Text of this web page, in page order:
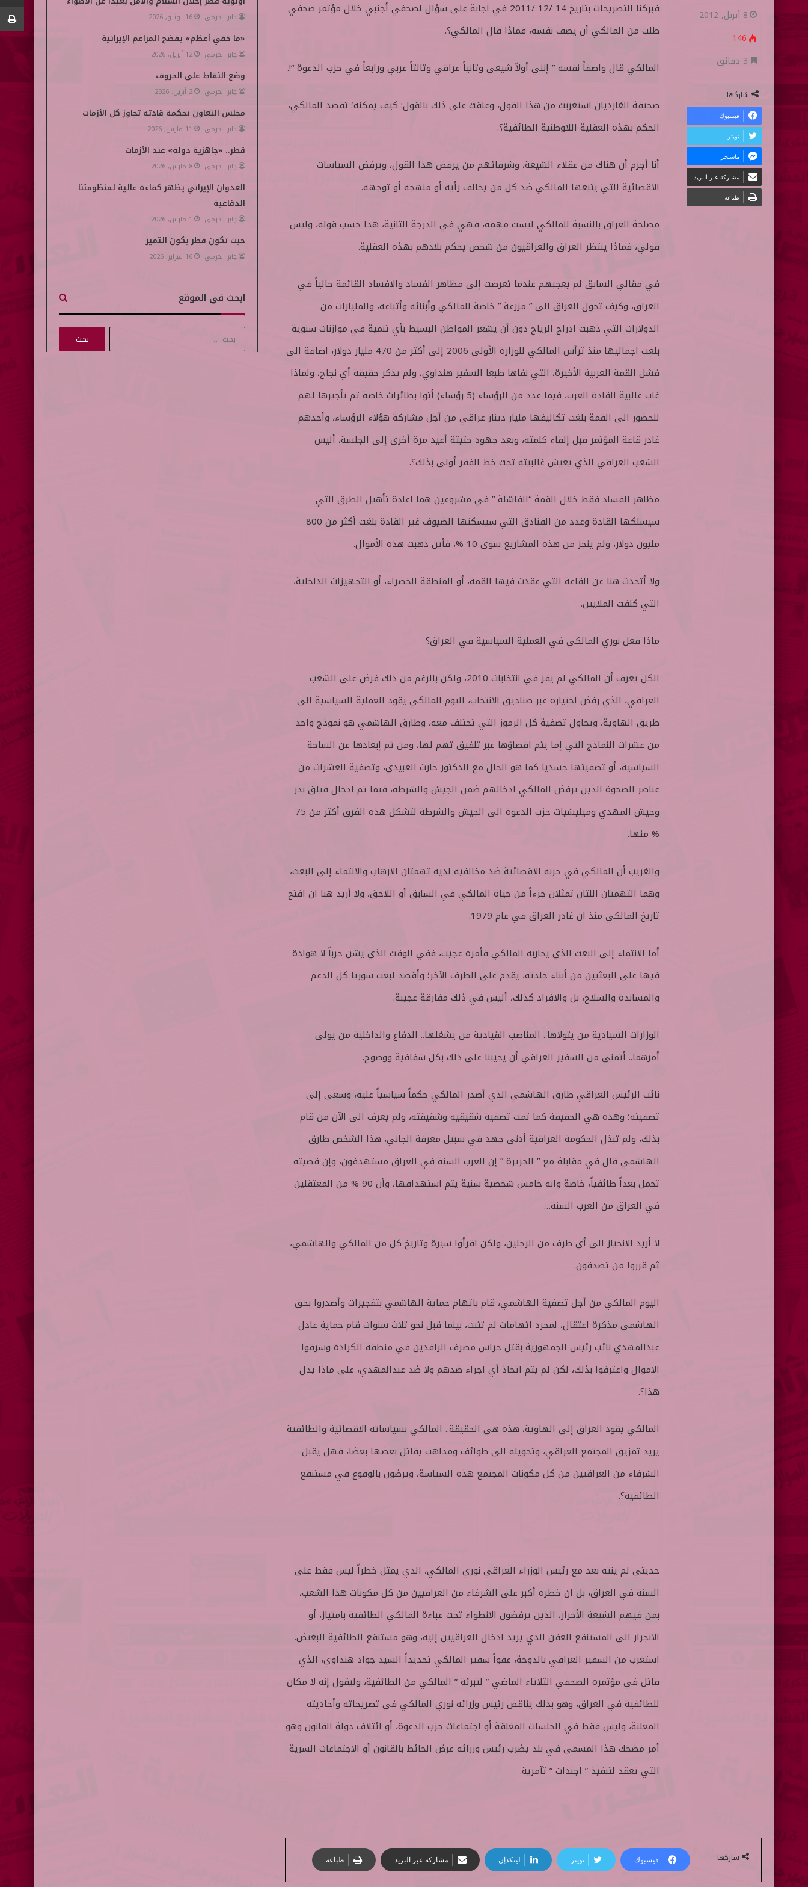
فبركنا التصريحات بتاريخ 14 /12 /2011 في اجابة على سؤال لصحفي أجنبي خلال مؤتمر صحفي
طلب من المالكي أن يصف نفسه، فماذا قال المالكي؟.
المالكي قال واصفاً نفسه ” إنني أولاً شيعي وثانياً عراقي وثالثاً عربي ورابعاً في حزب الدعوة “!.
صحيفة الغارديان استغربت من هذا القول، وعلقت على ذلك بالقول: كيف يمكنه؛ تقصد المالكي،
الحكم بهذه العقلية اللاوطنية الطائفية؟.
أنا أجزم أن هناك من عقلاء الشيعة، وشرفائهم من يرفض هذا القول، ويرفض السياسات
الاقصائية التي يتبعها المالكي ضد كل من يخالف رأيه أو منهجه أو توجهه.
مصلحة العراق بالنسبة للمالكي ليست مهمة، فهي في الدرجة الثانية، هذا حسب قوله، وليس
قولي، فماذا ينتظر العراق والعراقيون من شخص يحكم بلادهم بهذه العقلية.
في مقالي السابق لم يعجبهم عندما تعرضت إلى مظاهر الفساد والافساد القائمة حالياً في
العراق، وكيف تحول العراق الى ” مزرعة ” خاصة للمالكي وأبنائه وأتباعه، والمليارات من
الدولارات التي ذهبت ادراج الرياح دون أن يشعر المواطن البسيط بأي تنمية في موازنات سنوية
بلغت اجماليها منذ ترأس المالكي للوزارة الأولى 2006 إلى أكثر من 470 مليار دولار، اضافة الى
فشل القمة العربية الأخيرة، التي نفاها طبعا السفير هنداوي، ولم يذكر حقيقة أي نجاح، ولماذا
غاب غالبية القادة العرب، فيما عدد من الرؤساء (5 رؤساء) أتوا بطائرات خاصة تم تأجيرها لهم
للحضور الى القمة بلغت تكاليفها مليار دينار عراقي من أجل مشاركة هؤلاء الرؤساء، وأحدهم
غادر قاعة المؤتمر قبل إلقاء كلمته، وبعد جهود حثيثة أعيد مرة أخرى إلى الجلسة، أليس
الشعب العراقي الذي يعيش غالبيته تحت خط الفقر أولى بذلك؟.
مظاهر الفساد فقط خلال القمة “الفاشلة ” في مشروعين هما اعادة تأهيل الطرق التي
سيسلكها القادة وعدد من الفنادق التي سيسكنها الضيوف غير القادة بلغت أكثر من 800
مليون دولار، ولم ينجز من هذه المشاريع سوى 10 %، فأين ذهبت هذه الأموال.
ولا أتحدث هنا عن القاعة التي عقدت فيها القمة، أو المنطقة الخضراء، أو التجهيزات الداخلية،
التي كلفت الملايين.
ماذا فعل نوري المالكي في العملية السياسية في العراق؟
الكل يعرف أن المالكي لم يفز في انتخابات 2010، ولكن بالرغم من ذلك فرض على الشعب
العراقي، الذي رفض اختياره عبر صناديق الانتخاب، اليوم المالكي يقود العملية السياسية الى
طريق الهاوية، ويحاول تصفية كل الرموز التي تختلف معه، وطارق الهاشمي هو نموذج واحد
من عشرات النماذج التي إما يتم اقصاؤها عبر تلفيق تهم لها، ومن ثم إبعادها عن الساحة
السياسية، أو تصفيتها جسديا كما هو الحال مع الدكتور حارث العبيدي، وتصفية العشرات من
عناصر الصحوة الذين يرفض المالكي ادخالهم ضمن الجيش والشرطة، فيما تم ادخال فيلق بدر
وجيش المهدي وميليشيات حزب الدعوة الى الجيش والشرطة لتشكل هذه الفرق أكثر من 75
% منها.
والغريب أن المالكي في حربه الاقصائية ضد مخالفيه لديه تهمتان الارهاب والانتماء إلى البعث،
وهما التهمتان اللتان تمثلان جزءاً من حياة المالكي في السابق أو اللاحق، ولا أريد هنا ان افتح
تاريخ المالكي منذ ان غادر العراق في عام 1979.
أما الانتماء إلى البعث الذي يحاربه المالكي فأمره عجيب، ففي الوقت الذي يشن حرباً لا هوادة
فيها على البعثيين من أبناء جلدته، يقدم على الطرف الآخر؛ وأقصد لبعث سوريا كل الدعم
والمساندة والسلاح، بل والافراد كذلك، أليس في ذلك مفارقة عجيبة.
الوزارات السيادية من يتولاها.. المناصب القيادية من يشغلها.. الدفاع والداخلية من يولى
أمرهما.. أتمنى من السفير العراقي أن يجيبنا على ذلك بكل شفافية ووضوح.
نائب الرئيس العراقي طارق الهاشمي الذي أصدر المالكي حكماً سياسياً عليه، وسعى إلى
تصفيته؛ وهذه هي الحقيقة كما تمت تصفية شقيقيه وشقيقته، ولم يعرف الى الآن من قام
بذلك، ولم تبذل الحكومة العراقية أدنى جهد في سبيل معرفة الجاني، هذا الشخص طارق
الهاشمي قال في مقابلة مع ” الجزيرة ” إن العرب السنة في العراق مستهدفون، وإن قضيته
تحمل بعداً طائفياً، خاصة وانه خامس شخصية سنية يتم استهدافها، وأن 90 % من المعتقلين
في العراق من العرب السنة…
لا أريد الانحياز الى أي طرف من الرجلين، ولكن اقرأوا سيرة وتاريخ كل من المالكي والهاشمي،
ثم قرروا من تصدقون.
اليوم المالكي من أجل تصفية الهاشمي، قام باتهام حماية الهاشمي بتفجيرات وأصدروا بحق
الهاشمي مذكرة اعتقال، لمجرد اتهامات لم تثبت، بينما قبل نحو ثلاث سنوات قام حماية عادل
عبدالمهدي نائب رئيس الجمهورية بقتل حراس مصرف الرافدين في منطقة الكرادة وسرقوا
الاموال واعترفوا بذلك، لكن لم يتم اتخاذ أي اجراء ضدهم ولا ضد عبدالمهدي، على ماذا يدل
هذا؟.
المالكي يقود العراق إلى الهاوية، هذه هي الحقيقة.. المالكي بسياساته الاقصائية والطائفية
يريد تمزيق المجتمع العراقي، وتحويله الى طوائف ومذاهب يقاتل بعضها بعضا، فهل يقبل
الشرفاء من العراقيين من كل مكونات المجتمع هذه السياسة، ويرضون بالوقوع في مستنقع
الطائفية؟.
حديثي لم ينته بعد مع رئيس الوزراء العراقي نوري المالكي، الذي يمثل خطراً ليس فقط على
السنة في العراق، بل ان خطره أكبر على الشرفاء من العراقيين من كل مكونات هذا الشعب،
بمن فيهم الشيعة الأحرار، الذين يرفضون الانطواء تحت عباءة المالكي الطائفية بامتياز، أو
الانجرار الى المستنقع العفن الذي يريد ادخال العراقيين إليه، وهو مستنقع الطائفية البغيض.
استغرب من السفير العراقي بالدوحة، عفواً سفير المالكي تحديداً السيد جواد هنداوي، الذي
قاتل في مؤتمره الصحفي الثلاثاء الماضي ” لتبرئة ” المالكي من الطائفية، وليقول إنه لا مكان
للطائفية في العراق، وهو بذلك يناقض رئيس وزرائه نوري المالكي في تصريحاته وأحاديثه
المعلنة، وليس فقط في الجلسات المغلقة أو اجتماعات حزب الدعوة، أو ائتلاف دولة القانون وهو
أمر مضحك هذا المسمى في بلد يضرب رئيس وزرائه عرض الحائط بالقانون أو الاجتماعات السرية
التي تعقد لتنفيذ ” اجندات ” تآمرية.
ت
و
ي
ر
د
ا
إ
ل
ر
8 أبريل, 2012
146
شاركها
فيسبوك
تويتر
ماسنجر
مشاركة عبر البريد
طباعة
شاركها فيسبوك تويتر لينكدإن مشاركة عبر البريد طباعة
جابر الحرمي 16 يونيو, 2026
«ما خفي أعظم» يفضح المزاعم الإيرانية
جابر الحرمي 12 أبريل, 2026
وضع النقاط على الحروف
جابر الحرمي 2 أبريل, 2026
مجلس التعاون بحكمة قادته تجاوز كل الأزمات
جابر الحرمي 11 مارس, 2026
قطر.. «جاهزية دولة» عند الأزمات
جابر الحرمي 8 مارس, 2026
العدوان الإيراني يظهر كفاءة عالية لمنظومتنا
الدفاعية
جابر الحرمي 1 مارس, 2026
حيث تكون قطر يكون التميز
جابر الحرمي 16 فبراير, 2026
ابحث في الموقع